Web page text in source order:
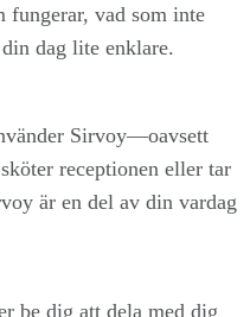
fungerar, vad som inte
dag lite enklare.
Sirvoy—oavsett
receptionen eller tar
är en del av din vardag
be dig att dela med dig